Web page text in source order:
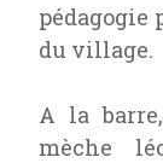
pédagogie
du village.
A la
mèche